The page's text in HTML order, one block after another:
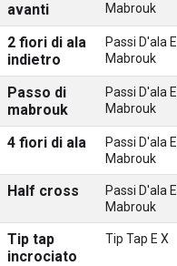
avanti
Mabrouk
2 fiori di ala
indietro
Passi D'ala E
Mabrouk
Passo di
mabrouk
Passi D'ala E
Mabrouk
4 fiori di ala
Passi D'ala E
Mabrouk
Half cross
Passi D'ala E
Mabrouk
Tip tap
incrociato
Tip Tap E X